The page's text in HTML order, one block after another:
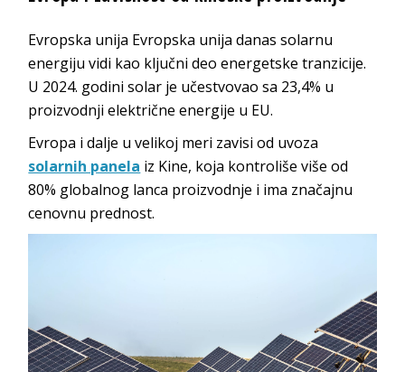
Evropska unija Evropska unija danas solarnu
energiju vidi kao ključni deo energetske tranzicije.
U 2024. godini solar je učestvovao sa 23,4% u
proizvodnji električne energije u EU.
Evropa i dalje u velikoj meri zavisi od uvoza
solarnih panela iz Kine, koja kontroliše više od
80% globalnog lanca proizvodnje i ima značajnu
cenovnu prednost.